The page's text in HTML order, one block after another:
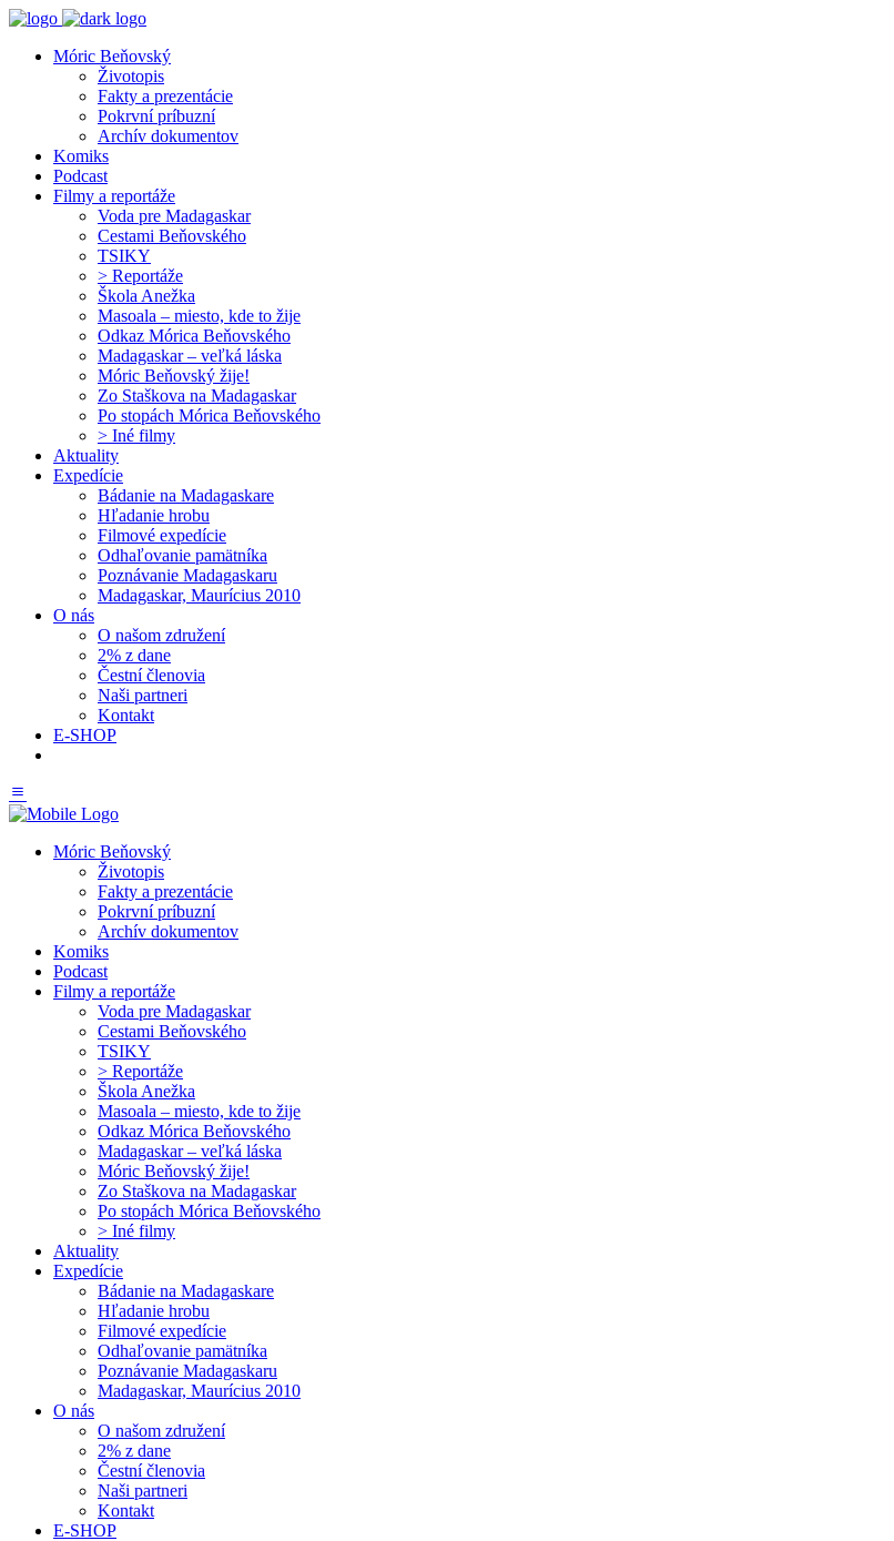
Móric Beňovský
Životopis
Fakty a prezentácie
Pokrvní príbuzní
Archív dokumentov
Komiks
Podcast
Filmy a reportáže
Voda pre Madagaskar
Cestami Beňovského
TSIKY
> Reportáže
Škola Anežka
Masoala – miesto, kde to žije
Odkaz Mórica Beňovského
Madagaskar – veľká láska
Móric Beňovský žije!
Zo Staškova na Madagaskar
Po stopách Mórica Beňovského
> Iné filmy
Aktuality
Expedície
Bádanie na Madagaskare
Hľadanie hrobu
Filmové expedície
Odhaľovanie pamätníka
Poznávanie Madagaskaru
Madagaskar, Maurícius 2010
O nás
O našom združení
2% z dane
Čestní členovia
Naši partneri
Kontakt
E-SHOP
Móric Beňovský
Životopis
Fakty a prezentácie
Pokrvní príbuzní
Archív dokumentov
Komiks
Podcast
Filmy a reportáže
Voda pre Madagaskar
Cestami Beňovského
TSIKY
> Reportáže
Škola Anežka
Masoala – miesto, kde to žije
Odkaz Mórica Beňovského
Madagaskar – veľká láska
Móric Beňovský žije!
Zo Staškova na Madagaskar
Po stopách Mórica Beňovského
> Iné filmy
Aktuality
Expedície
Bádanie na Madagaskare
Hľadanie hrobu
Filmové expedície
Odhaľovanie pamätníka
Poznávanie Madagaskaru
Madagaskar, Maurícius 2010
O nás
O našom združení
2% z dane
Čestní členovia
Naši partneri
Kontakt
E-SHOP